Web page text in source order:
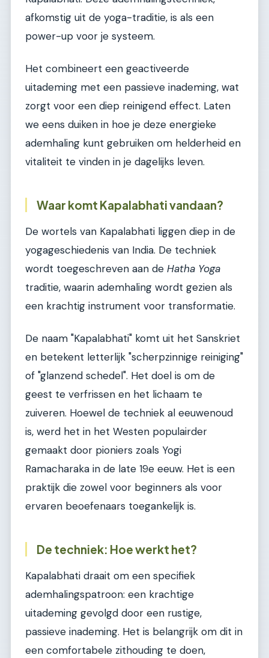
afkomstig uit de yoga-traditie, is als een
power-up voor je systeem.
Het combineert een geactiveerde
uitademing met een passieve inademing, wat
zorgt voor een diep reinigend effect. Laten
we eens duiken in hoe je deze energieke
ademhaling kunt gebruiken om helderheid en
vitaliteit te vinden in je dagelijks leven.
Waar komt Kapalabhati vandaan?
De wortels van Kapalabhati liggen diep in de
yogageschiedenis van India. De techniek
wordt toegeschreven aan de Hatha Yoga
traditie, waarin ademhaling wordt gezien als
een krachtig instrument voor transformatie.
De naam "Kapalabhati" komt uit het Sanskriet
en betekent letterlijk "scherpzinnige reiniging"
of "glanzend schedel". Het doel is om de
geest te verfrissen en het lichaam te
zuiveren. Hoewel de techniek al eeuwenoud
is, werd het in het Westen populairder
gemaakt door pioniers zoals Yogi
Ramacharaka in de late 19e eeuw. Het is een
praktijk die zowel voor beginners als voor
ervaren beoefenaars toegankelijk is.
De techniek: Hoe werkt het?
Kapalabhati draait om een specifiek
ademhalingspatroon: een krachtige
uitademing gevolgd door een rustige,
passieve inademing. Het is belangrijk om dit in
een comfortabele zithouding te doen,